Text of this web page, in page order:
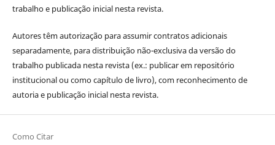
trabalho e publicação inicial nesta revista.
Autores têm autorização para assumir contratos adicionais
separadamente, para distribuição não-exclusiva da versão do
trabalho publicada nesta revista (ex.: publicar em repositório
institucional ou como capítulo de livro), com reconhecimento de
autoria e publicação inicial nesta revista.
Como Citar